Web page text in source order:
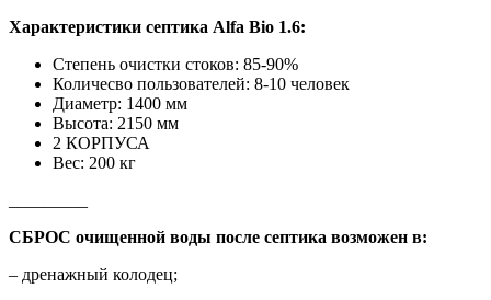
Характеристики септика Alfa Bio 1.6:
Степень очистки стоков: 85-90%
Количесво пользователей: 8-10 человек
Диаметр: 1400 мм
Высота: 2150 мм
2 КОРПУСА
Вес: 200 кг
СБРОС очищенной воды после септика возможен в:
– дренажный колодец;